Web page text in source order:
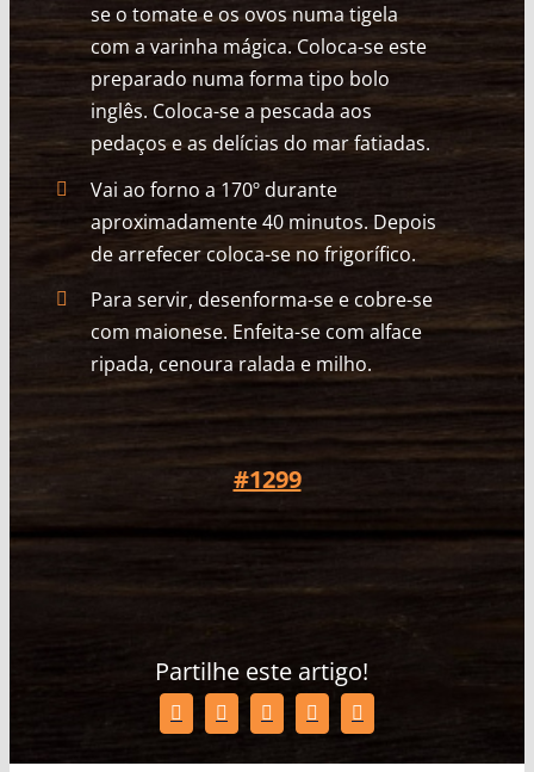
se o tomate e os ovos numa tigela
com a varinha mágica. Coloca-se este
preparado numa forma tipo bolo
inglês. Coloca-se a pescada aos
pedaços e as delícias do mar fatiadas.
Vai ao forno a 170º durante
aproximadamente 40 minutos. Depois
de arrefecer coloca-se no frigorífico.
Para servir, desenforma-se e cobre-se
com maionese. Enfeita-se com alface
ripada, cenoura ralada e milho.
#1299
Partilhe este artigo!